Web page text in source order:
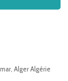
Alger Algérie